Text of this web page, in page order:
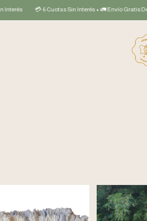
💳 6 Cuotas Sin Interés + 🚛 Envío Gratis Desde $200mil